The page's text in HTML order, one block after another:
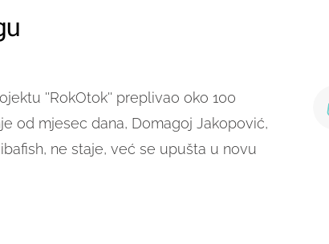
''RokOtok'' preplivao oko 100
od mjesec dana, Domagoj Jakopović,
ne staje, već se upušta u novu